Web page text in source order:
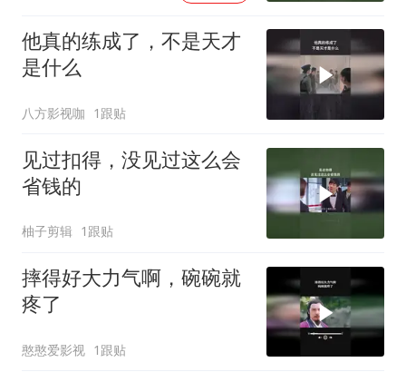
他真的练成了，不是天才
是什么
八方影视咖 1跟贴
见过扣得，没见过这么会
省钱的
柚子剪辑 1跟贴
摔得好大力气啊，碗碗就
疼了
憨憨爱影视 1跟贴